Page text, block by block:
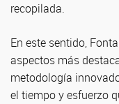
recopilada.
En este sentido,
aspectos más
metodología
el tiempo y esfuerzo